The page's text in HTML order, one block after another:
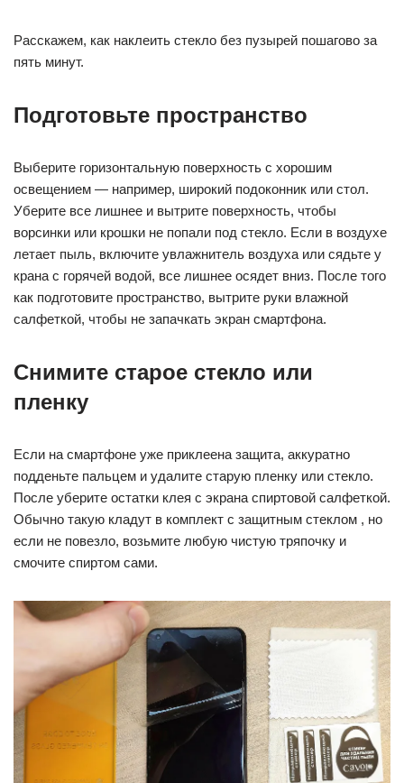
Расскажем, как наклеить стекло без пузырей пошагово за
пять минут.
Подготовьте пространство
Выберите горизонтальную поверхность с хорошим
освещением — например, широкий подоконник или стол.
Уберите все лишнее и вытрите поверхность, чтобы
ворсинки или крошки не попали под стекло. Если в воздухе
летает пыль, включите увлажнитель воздуха или сядьте у
крана с горячей водой, все лишнее осядет вниз. После того
как подготовите пространство, вытрите руки влажной
салфеткой, чтобы не запачкать экран смартфона.
Снимите старое стекло или
пленку
Если на смартфоне уже приклеена защита, аккуратно
подденьте пальцем и удалите старую пленку или стекло.
После уберите остатки клея с экрана спиртовой салфеткой.
Обычно такую кладут в комплект с защитным стеклом , но
если не повезло, возьмите любую чистую тряпочку и
смочите спиртом сами.